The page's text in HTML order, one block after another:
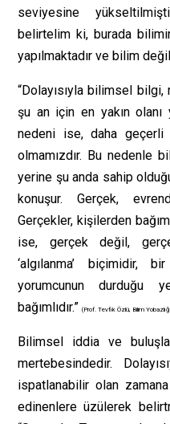
seviyesine
belirtelim ki, burada
yapılmaktadır ve bilim
“Dolayısıyla bilimsel
şu an için en yakın olanı
nedeni ise, daha geçerli
olmamızdır. Bu nedenle
yerine şu anda sahip
konuşur. Gerçek,
Gerçekler, kişilerden
ise, gerçek değil,
‘algılanma’ biçimidir,
yorumcunun durduğu
bağımlıdır.” (Prof. Tevfik Özlü, Bilim
Bilimsel iddia ve
mertebesindedir.
ispatlanabilir olan zamana
edinenlere üzülerek